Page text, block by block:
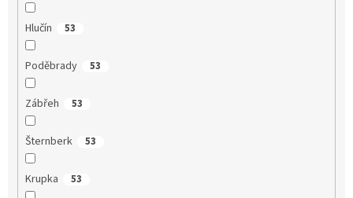
Hlučín 53
Poděbrady 53
Zábřeh 53
Šternberk 53
Krupka 53